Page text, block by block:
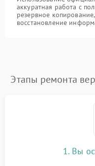
аккуратная работа с
резервное
восстановление
Этапы ремонта
1. Вы